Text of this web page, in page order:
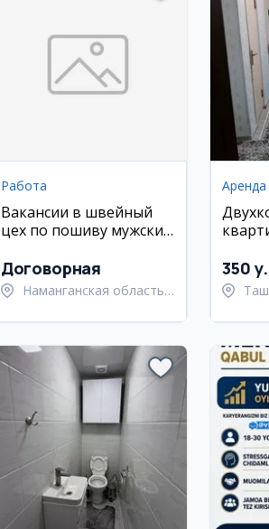
Работа
Вакансии в швейный
цех по пошиву мужских
Договорная
Наманганская область,
Аренда
350